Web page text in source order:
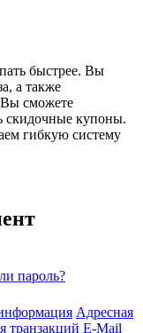
быстрее. Вы
а также
Вы сможете
скидочные купоны.
гибкую систему
пароль?
Адресная
транзакций E-Mail